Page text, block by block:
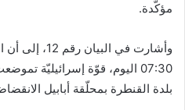
مؤكّدة.
وأشارت في
07:30 اليوم،‏ قوّة إسرائيليّة
بلدة القنطرة بمحلّقة أبابيل